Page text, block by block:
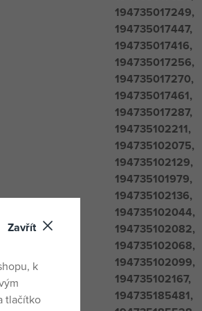
194735017249,
194735017447,
194735017416,
194735017256,
194735017270,
194735017461,
194735017287,
194735102211,
194735102075,
194735102129,
194735101979,
194735102136,
194735102044,
194735102082,
194735102068,
194735102099,
194735102167,
194735185481,
Zavřít
k
tlačítko